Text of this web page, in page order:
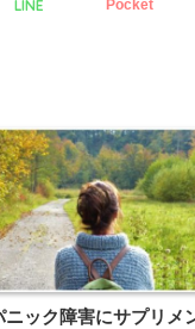
LINE Pocket
ニック障害にサプリメ